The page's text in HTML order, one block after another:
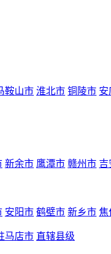
鞍山市 淮北市 铜陵市 安
新余市 鹰潭市 赣州市 吉
安阳市 鹤壁市 新乡市 焦
马店市 直辖县级